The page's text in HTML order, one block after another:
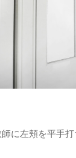
に左頬を平手